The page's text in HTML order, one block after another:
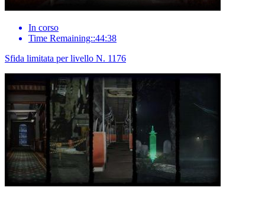
In corso
Time Remaining::44:38
Sfida limitata per livello N. 1176